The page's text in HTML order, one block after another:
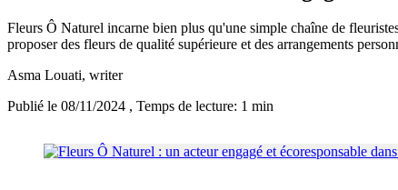
Fleurs Ô Naturel incarne bien plus qu'une simple chaîne de
proposer des fleurs de qualité supérieure et des arrangements
Asma Louati, writer
Publié le 08/11/2024 , Temps de lecture: 1 min